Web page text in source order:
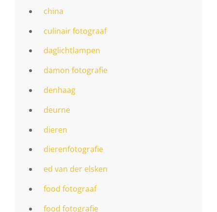
china
culinair fotograaf
daglichtlampen
damon fotografie
denhaag
deurne
dieren
dierenfotografie
ed van der elsken
food fotograaf
food fotografie